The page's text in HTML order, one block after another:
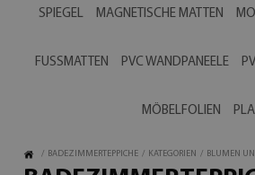
SPIEGEL MAGNETISCHE MATTEN
FUSSMATTEN PVC WANDPANEELE
MÖBELFOLIEN
/ BADEZIMMERTEPPICHE / KATEGORIEN / BLUMEN